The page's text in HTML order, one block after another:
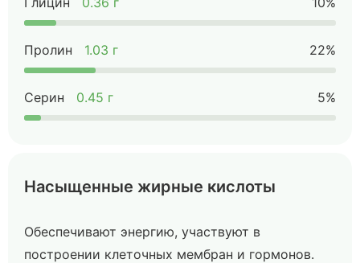
Пролин 1.03 г 22%
Серин 0.45 г 5%
Насыщенные жирные кислоты
Обеспечивают энергию, участвуют в
построении клеточных мембран и гормонов.